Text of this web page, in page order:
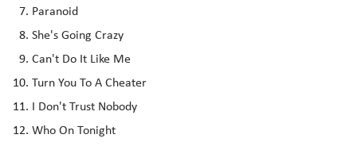
Paranoid
She's Going Crazy
Can't Do It Like Me
Turn You To A Cheater
I Don't Trust Nobody
Who On Tonight